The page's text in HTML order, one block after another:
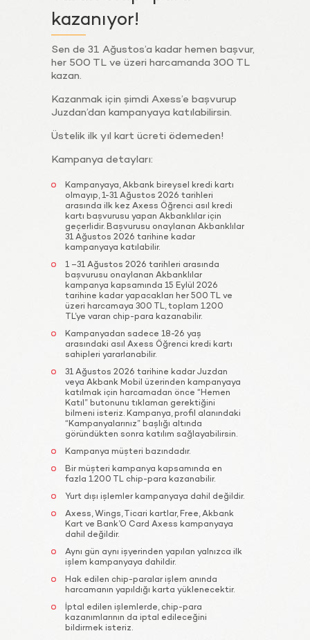
kazanıyor!
Sen de 31 Ağustos’a kadar hemen başvur,
her 500 TL ve üzeri harcamanda 300 TL
kazan.
Kazanmak için şimdi Axess’e başvurup
Juzdan’dan kampanyaya katılabilirsin.
Üstelik ilk yıl kart ücreti ödemeden!
Kampanya detayları:
Kampanyaya, Akbank bireysel kredi kartı
olmayıp, 1-31 Ağustos 2026 tarihleri
arasında ilk kez Axess Öğrenci asıl kredi
kartı başvurusu yapan Akbanklılar için
geçerlidir. Başvurusu onaylanan Akbanklılar
31 Ağustos 2026 tarihine kadar
kampanyaya katılabilir.
1 –31 Ağustos 2026 tarihleri arasında
başvurusu onaylanan Akbanklılar
kampanya kapsamında 15 Eylül 2026
tarihine kadar yapacakları her 500 TL ve
üzeri harcamaya 300 TL, toplam 1.200
TL’ye varan chip-para kazanabilir.
Kampanyadan sadece 18-26 yaş
arasındaki asıl Axess Öğrenci kredi kartı
sahipleri yararlanabilir.
31 Ağustos 2026 tarihine kadar Juzdan
veya Akbank Mobil üzerinden kampanyaya
katılmak için harcamadan önce “Hemen
Katıl” butonunu tıklaman gerektiğini
bilmeni isteriz. Kampanya, profil alanındaki
“Kampanyalarınız” başlığı altında
göründükten sonra katılım sağlayabilirsin.
Kampanya müşteri bazındadır.
Bir müşteri kampanya kapsamında en
fazla 1.200 TL chip-para kazanabilir.
Yurt dışı işlemler kampanyaya dahil değildir.
Axess, Wings, Ticari kartlar, Free, Akbank
Kart ve Bank’O Card Axess kampanyaya
dahil değildir.
Aynı gün aynı işyerinden yapılan yalnızca ilk
işlem kampanyaya dahildir.
Hak edilen chip-paralar işlem anında
harcamanın yapıldığı karta yüklenecektir.
İptal edilen işlemlerde, chip-para
kazanımlarının da iptal edileceğini
bildirmek isteriz.